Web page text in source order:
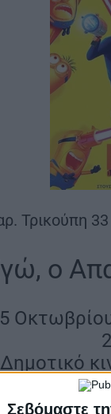
Σεβόμαστε
Τρικούπη
ο
που έχει